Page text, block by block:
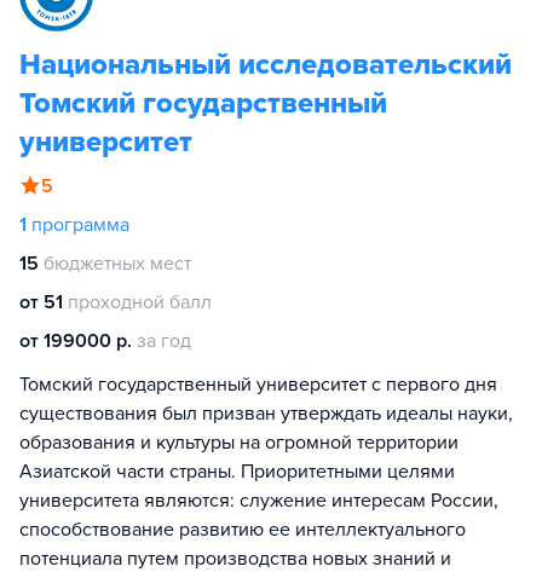
Национальный исследовательский
Томский государственный
университет
5
1 программа
15 бюджетных мест
от 51 проходной балл
от 199000 р. за год
Томский государственный университет с первого дня
существования был призван утверждать идеалы науки,
образования и культуры на огромной территории
Азиатской части страны. Приоритетными целями
университета являются: служение интересам России,
способствование развитию ее интеллектуального
потенциала путем производства новых знаний и